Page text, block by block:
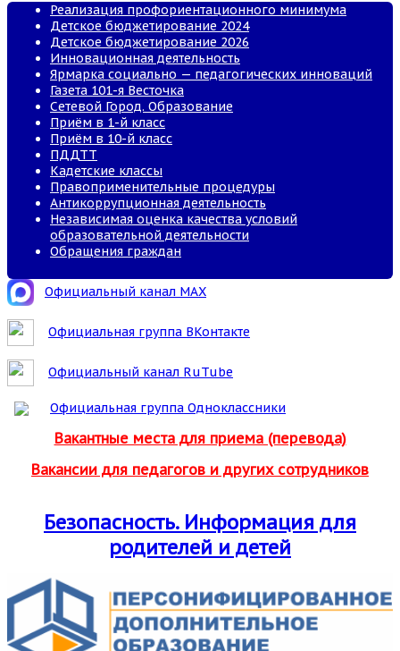
Реализация профориентационного минимума
Детское бюджетирование 2024
Детское бюджетирование 2026
Инновационная деятельность
Ярмарка социально — педагогических инноваций
Газета 101-я Весточка
Сетевой Город. Образование
Приём в 1-й класс
Приём в 10-й класс
ПДДТТ
Кадетские классы
Правоприменительные процедуры
Антикоррупционная деятельность
Независимая оценка качества условий
образовательной деятельности
Обращения граждан
Официальный канал MAX
Официальная группа ВКонтакте
Официальный канал RuTube
Официальная группа Одноклассники
Вакантные места для приема (перевода)
Вакансии для педагогов и других сотрудников
Безопасность. Информация для
родителей и детей